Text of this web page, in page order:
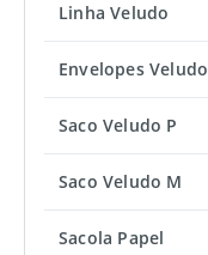
Linha Veludo
Envelopes Veludo
Saco Veludo P
Saco Veludo M
Sacola Papel